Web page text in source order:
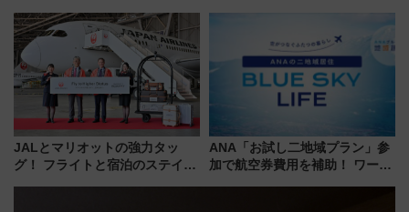
品グルメ登場で駅前の過ごし方
はどう変わる？
変更点まとめ
JALとマリオットの強力タッ
グ！ フライトと宿泊のステイタ
ANA「お試し二地域プラン」参
加で航空券費用を補助！ ワーケ